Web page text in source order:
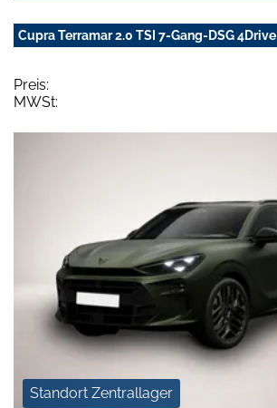
Cupra Terramar 2.0 TSI 7-Gang-DSG 4Drive
Preis:
MWSt:
Standort Zentrallager